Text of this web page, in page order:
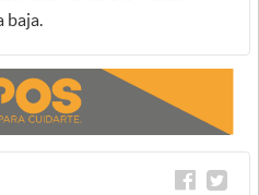
baja.